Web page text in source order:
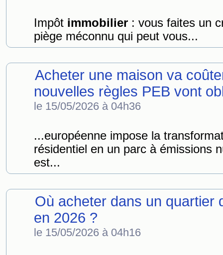
Impôt immobilier : vous faites un
piège méconnu qui peut vous...
Acheter une maison va
nouvelles règles PEB vont
le 15/05/2026 à 04h36
...européenne impose la
résidentiel en un parc à émissions
est...
Où acheter dans un quartier
en 2026 ?
le 15/05/2026 à 04h16